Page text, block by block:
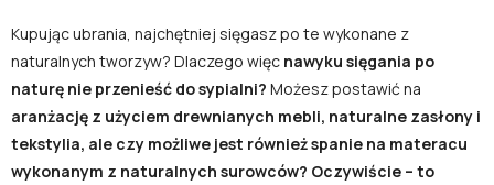
Kupując ubrania, najchętniej sięgasz po te wykonane z
naturalnych tworzyw? Dlaczego więc nawyku sięgania po
naturę nie przenieść do sypialni? Możesz postawić na
aranżację z użyciem drewnianych mebli, naturalne zasłony i
tekstylia, ale czy możliwe jest również spanie na materacu
wykonanym z naturalnych surowców? Oczywiście – to